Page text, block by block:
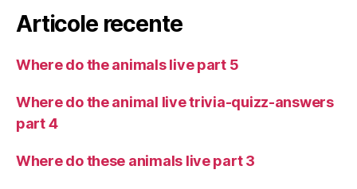
Articole recente
Where do the animals live part 5
Where do the animal live trivia-quizz-answers
part 4
Where do these animals live part 3